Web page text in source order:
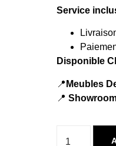
Service
Disponible
📍 Meubles
📍